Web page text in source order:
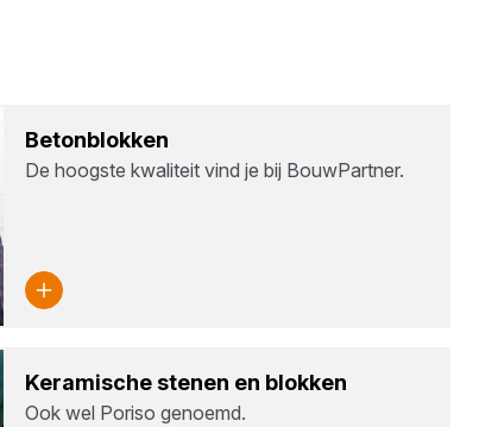
Beton­blok­ken
De hoogste kwaliteit vind je bij BouwPartner.
Kera­mi­sche ste­nen en blok­ken
Ook wel Poriso genoemd.